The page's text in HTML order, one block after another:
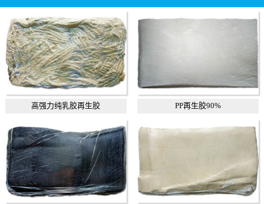
高强力纯乳胶再生胶 PP再生胶90%